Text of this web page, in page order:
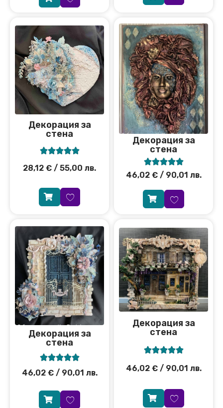
Декорация за
стена

28,12 € / 55,00 лв.
Декорация за
стена

46,02 €/ 90,01 лв.
Декорация за
стена

46,02 €/ 90,01 лв.
Декорация за
стена

46,02 €/ 90,01 лв.